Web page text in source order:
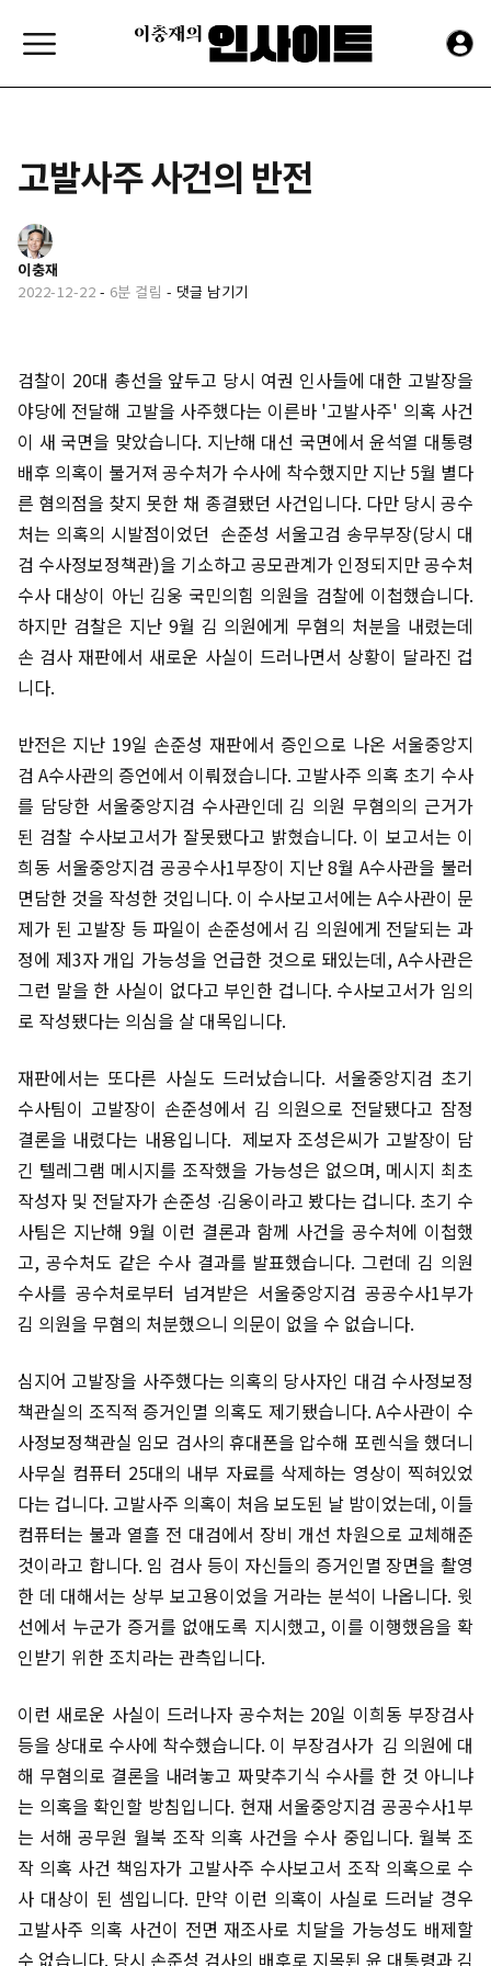
고발사주 사건의 반전
이충재
2022-12-22 - 6분 걸림 - 댓글 남기기
검찰이 20대 총선을 앞두고 당시 여권 인사들에 대한 고발장을
야당에 전달해 고발을 사주했다는 이른바 '고발사주' 의혹 사건
이 새 국면을 맞았습니다. 지난해 대선 국면에서 윤석열 대통령
배후 의혹이 불거져 공수처가 수사에 착수했지만 지난 5월 별다
른 혐의점을 찾지 못한 채 종결됐던 사건입니다. 다만 당시 공수
처는 의혹의 시발점이었던 손준성 서울고검 송무부장(당시 대
검 수사정보정책관)을 기소하고 공모관계가 인정되지만 공수처
수사 대상이 아닌 김웅 국민의힘 의원을 검찰에 이첩했습니다.
하지만 검찰은 지난 9월 김 의원에게 무혐의 처분을 내렸는데
손 검사 재판에서 새로운 사실이 드러나면서 상황이 달라진 겁
니다.
반전은 지난 19일 손준성 재판에서 증인으로 나온 서울중앙지
검 A수사관의 증언에서 이뤄졌습니다. 고발사주 의혹 초기 수사
를 담당한 서울중앙지검 수사관인데 김 의원 무혐의의 근거가
된 검찰 수사보고서가 잘못됐다고 밝혔습니다. 이 보고서는 이
희동 서울중앙지검 공공수사1부장이 지난 8월 A수사관을 불러
면담한 것을 작성한 것입니다. 이 수사보고서에는 A수사관이 문
제가 된 고발장 등 파일이 손준성에서 김 의원에게 전달되는 과
정에 제3자 개입 가능성을 언급한 것으로 돼있는데, A수사관은
그런 말을 한 사실이 없다고 부인한 겁니다. 수사보고서가 임의
로 작성됐다는 의심을 살 대목입니다.
재판에서는 또다른 사실도 드러났습니다. 서울중앙지검 초기
수사팀이 고발장이 손준성에서 김 의원으로 전달됐다고 잠정
결론을 내렸다는 내용입니다. 제보자 조성은씨가 고발장이 담
긴 텔레그램 메시지를 조작했을 가능성은 없으며, 메시지 최초
작성자 및 전달자가 손준성 ∙김웅이라고 봤다는 겁니다. 초기 수
사팀은 지난해 9월 이런 결론과 함께 사건을 공수처에 이첩했
고, 공수처도 같은 수사 결과를 발표했습니다. 그런데 김 의원
수사를 공수처로부터 넘겨받은 서울중앙지검 공공수사1부가
김 의원을 무혐의 처분했으니 의문이 없을 수 없습니다.
심지어 고발장을 사주했다는 의혹의 당사자인 대검 수사정보정
책관실의 조직적 증거인멸 의혹도 제기됐습니다. A수사관이 수
사정보정책관실 임모 검사의 휴대폰을 압수해 포렌식을 했더니
사무실 컴퓨터 25대의 내부 자료를 삭제하는 영상이 찍혀있었
다는 겁니다. 고발사주 의혹이 처음 보도된 날 밤이었는데, 이들
컴퓨터는 불과 열흘 전 대검에서 장비 개선 차원으로 교체해준
것이라고 합니다. 임 검사 등이 자신들의 증거인멸 장면을 촬영
한 데 대해서는 상부 보고용이었을 거라는 분석이 나옵니다. 윗
선에서 누군가 증거를 없애도록 지시했고, 이를 이행했음을 확
인받기 위한 조치라는 관측입니다.
이런 새로운 사실이 드러나자 공수처는 20일 이희동 부장검사
등을 상대로 수사에 착수했습니다. 이 부장검사가 김 의원에 대
해 무혐의로 결론을 내려놓고 짜맞추기식 수사를 한 것 아니냐
는 의혹을 확인할 방침입니다. 현재 서울중앙지검 공공수사1부
는 서해 공무원 월북 조작 의혹 사건을 수사 중입니다. 월북 조
작 의혹 사건 책임자가 고발사주 수사보고서 조작 의혹으로 수
사 대상이 된 셈입니다. 만약 이런 의혹이 사실로 드러날 경우
고발사주 의혹 사건이 전면 재조사로 치달을 가능성도 배제할
수 없습니다. 당시 손준성 검사의 배후로 지목된 윤 대통령과 김